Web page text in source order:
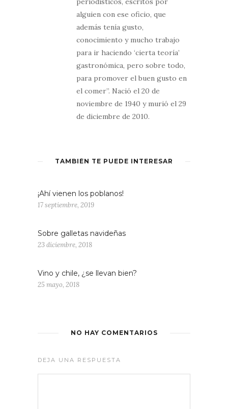
alguien con ese oficio, que
además tenía gusto,
conocimiento y mucho trabajo
para ir haciendo ‘cierta teoría’
gastronómica, pero sobre todo,
para promover el buen gusto en
el comer”. Nació el 20 de
noviembre de 1940 y murió el 29
de diciembre de 2010.
TAMBIÉN TE PUEDE INTERESAR
¡Ahí vienen los poblanos!
17 septiembre, 2019
Sobre galletas navideñas
23 diciembre, 2018
Vino y chile, ¿se llevan bien?
25 mayo, 2018
NO HAY COMENTARIOS
DEJA UNA RESPUESTA